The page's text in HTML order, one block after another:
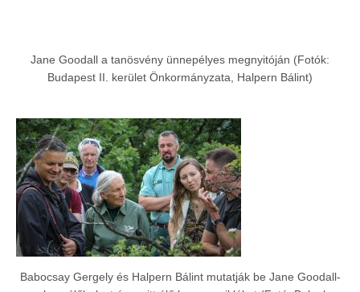
Jane Goodall a tanösvény ünnepélyes megnyitóján (Fotók:
Budapest II. kerület Önkormányzata, Halpern Bálint)
Babocsay Gergely és Halpern Bálint mutatják be Jane Goodall-